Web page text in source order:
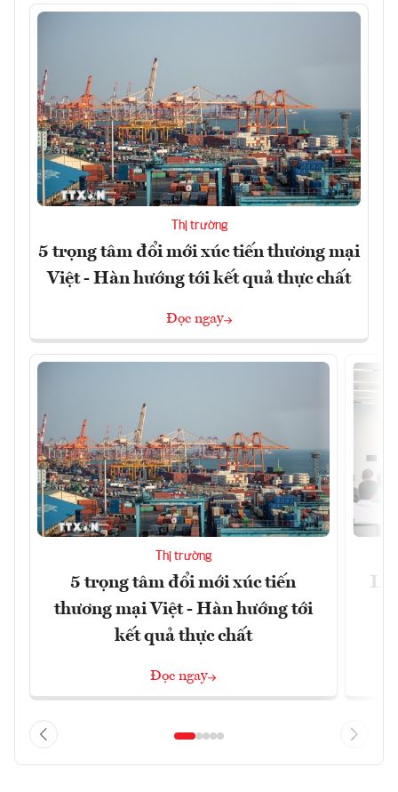
Thị trường
5 trọng tâm đổi mới xúc tiến thương mại
Việt - Hàn hướng tới kết quả thực chất
Đọc ngay
Thị trường
5 trọng tâm đổi mới xúc tiến
thương mại Việt - Hàn hướng tới
kết quả thực chất
Đọc ngay